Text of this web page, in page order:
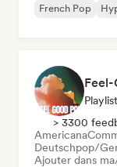
French Pop
Feel-
Playlist
> 3300
Americana
Deutschpop/
Ajouter dans